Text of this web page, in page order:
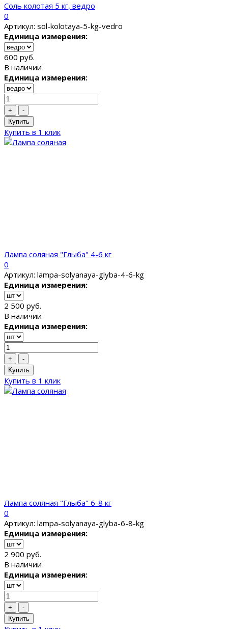
Соль колотая 5 кг, ведро
0
Артикул: sol-kolotaya-5-kg-vedro
Единица измерения:
600 руб.
В наличии
Единица измерения:
+
-
Купить
Купить в 1 клик
Лампа соляная "Глыба" 4-6 кг
0
Артикул: lampa-solyanaya-glyba-4-6-kg
Единица измерения:
2 500 руб.
В наличии
Единица измерения:
+
-
Купить
Купить в 1 клик
Лампа соляная "Глыба" 6-8 кг
0
Артикул: lampa-solyanaya-glyba-6-8-kg
Единица измерения:
2 900 руб.
В наличии
Единица измерения:
+
-
Купить